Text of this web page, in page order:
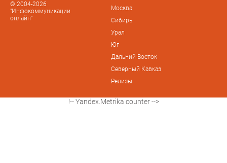
© 2004-2026
"Инфокоммуникации
онлайн"
Москва
Сибирь
Урал
Юг
Дальний Восток
Северный Кавказ
Релизы
!-- Yandex.Metrika counter -->